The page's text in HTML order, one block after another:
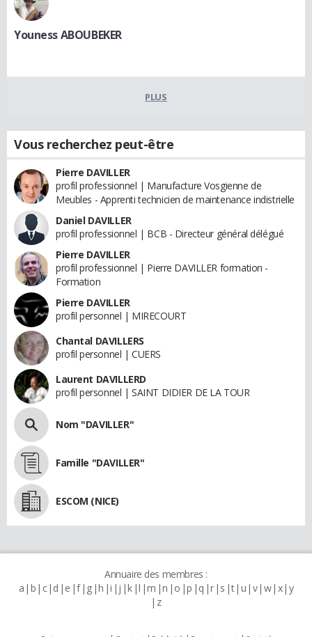
Youness ABOUBEKER
PLUS
Vous recherchez peut-être
Pierre DAVILLER
profil professionnel | Manufacture Vosgienne de
Meubles - Apprenti technicien de maintenance indistrielle
Daniel DAVILLER
profil professionnel | BCB - Directeur général délégué
Pierre DAVILLER
profil professionnel | Pierre DAVILLER formation -
Formation
Pierre DAVILLER
profil personnel | MIRECOURT
Chantal DAVILLERS
profil personnel | CUERS
Laurent DAVILLERD
profil personnel | SAINT DIDIER DE LA TOUR
Nom "DAVILLER"
Famille "DAVILLER"
ESCOM (NICE)
Annuaire des membres :
a b c d e f g h i j k l m n o p q r s t u v w x y
z